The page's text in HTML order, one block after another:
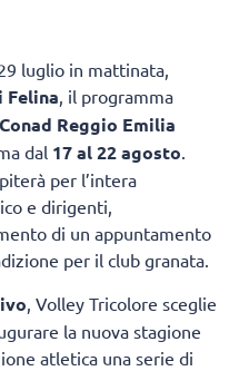
luglio in mattinata,
Felina, il programma
Conad Reggio Emilia
dal 17 al 22 agosto.
per l’intera
e dirigenti,
di un appuntamento
per il club granata.
, Volley Tricolore sceglie
la nuova stagione
atletica una serie di